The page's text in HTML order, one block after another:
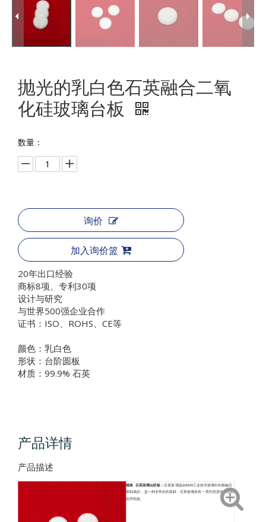
抛光的乳白色石英融合二氧
化硅玻璃台板
数量：
询价
加入询价篮
20年出口经验
商标8项、专利30项
设计与研究
与世界500强企业合作
证书：ISO、ROHS、CE等
颜色：乳白色
形状：台阶圆板
材质：99.9% 石英
产品详情
产品描述
规格 石英玻璃台阶板：石英玻璃是由特种工业技术玻璃中的熔融石
英制成的，是一种非常好的基材。石英玻璃具有一系列优异的物理和
化学性能。